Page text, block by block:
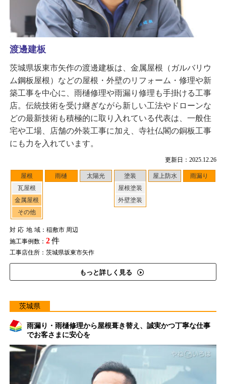
更新日：2025.12.26
屋根
瓦屋根
金属屋根
その他
雨樋 太陽光
塗装
屋根塗装
外壁塗装
屋上防水 雨漏り
対応地域：稲敷市 周辺
施工事例数： 2件
工事店住所：茨城県坂東市矢作
もっと詳しく見る
渡邊建板
茨城県坂東市矢作の渡邊建板は、金属屋根（ガルバリウ
ム鋼板屋根）などの屋根・外壁のリフォーム・修理や新
築工事を中心に、雨樋修理や雨漏り修理も手掛ける工事
店。伝統技術を受け継ぎながら新しい工法やドローンな
どの最新技術も積極的に取り入れている代表は、一般住
宅や工場、店舗の外装工事に加え、寺社仏閣の銅板工事
にも力を入れています。
茨城県
雨漏り・雨樋修理から屋根葺き替え、誠実かつ丁寧な仕事
でお客さまに安心を